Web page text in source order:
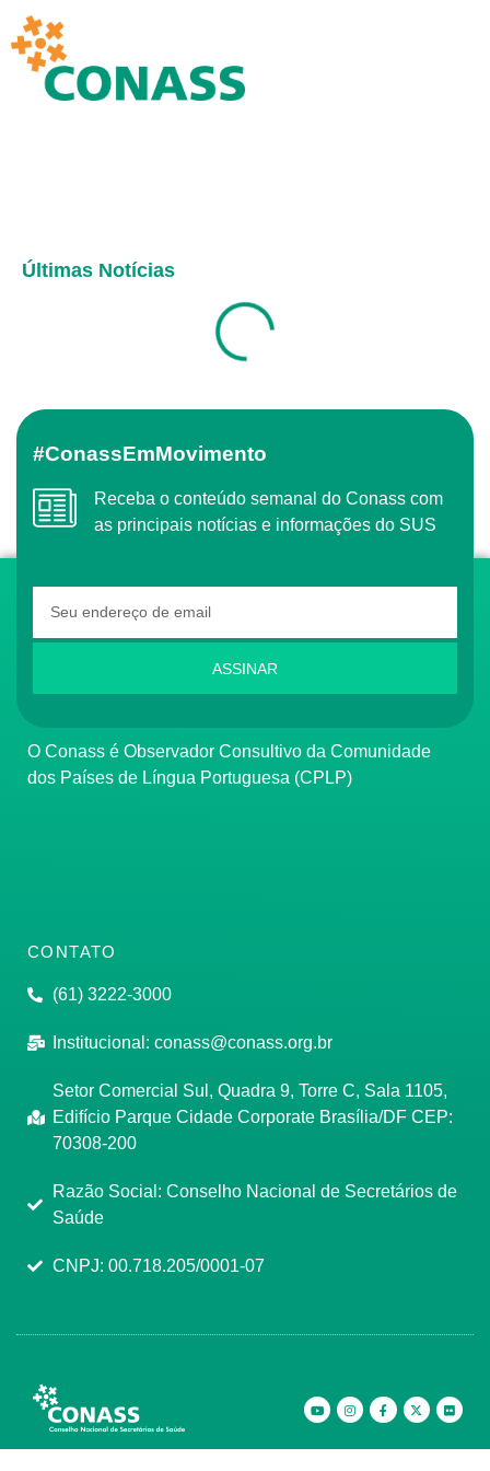
Últimas Notícias
#ConassEmMovimento
Receba o conteúdo semanal do Conass com
as principais notícias e informações do SUS
ASSINAR
O Conass é Observador Consultivo da Comunidade
dos Países de Língua Portuguesa (CPLP)
CONTATO
(61) 3222-3000
Institucional: conass@conass.org.br
Setor Comercial Sul, Quadra 9, Torre C, Sala 1105,
Edifício Parque Cidade Corporate Brasília/DF CEP:
70308-200
Razão Social: Conselho Nacional de Secretários de
Saúde
CNPJ: 00.718.205/0001-07